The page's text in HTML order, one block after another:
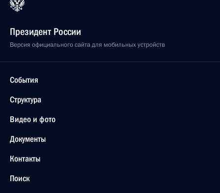
Президент России
Версия официального сайта для мобильных устройств
События
Структура
Видео и фото
Документы
Контакты
Поиск